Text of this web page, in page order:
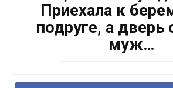
Приехала к
подруге, а дверь
муж…